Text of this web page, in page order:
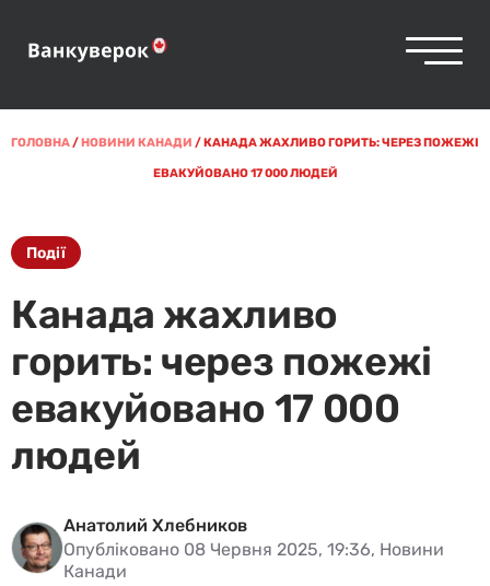
ГОЛОВНА/НОВИНИ КАНАДИ /КАНАДА ЖАХЛИВО ГОРИТЬ: ЧЕРЕЗ ПОЖЕЖІ
ЕВАКУЙОВАНО 17 000 ЛЮДЕЙ
Події
Канада жахливо
горить: через пожежі
евакуйовано 17 000
людей
Анатолий Хлебников
Опубліковано 08 Червня 2025, 19:36, Новини
Канади